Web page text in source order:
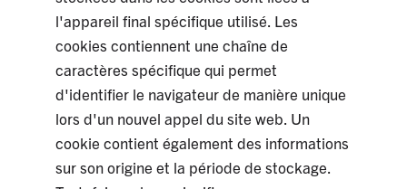
l'appareil final spécifique utilisé. Les
cookies contiennent une chaîne de
caractères spécifique qui permet
d'identifier le navigateur de manière unique
lors d'un nouvel appel du site web. Un
cookie contient également des informations
sur son origine et la période de stockage.